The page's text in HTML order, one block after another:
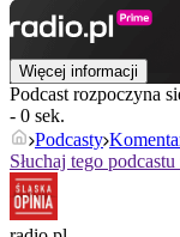
Więcej informacji
Podcast rozpoczyna
- 0 sek.
Podcasty
Słuchaj tego